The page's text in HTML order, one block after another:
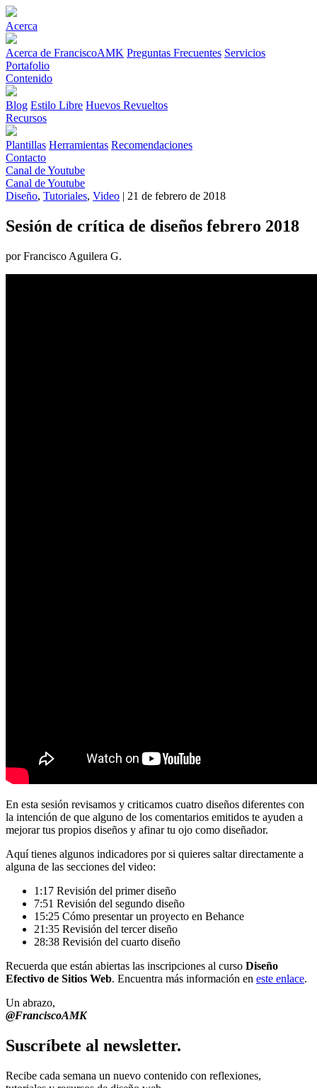
Acerca
Acerca de FranciscoAMK Preguntas Frecuentes Servicios
Portafolio
Contenido
Blog Estilo Libre Huevos Revueltos
Recursos
Plantillas Herramientas Recomendaciones
Contacto
Canal de Youtube
Canal de Youtube
Diseño, Tutoriales, Video | 21 de febrero de 2018
Sesión de crítica de diseños febrero 2018
por Francisco Aguilera G.
En esta sesión revisamos y criticamos cuatro diseños diferentes con
la intención de que alguno de los comentarios emitidos te ayuden a
mejorar tus propios diseños y afinar tu ojo como diseñador.
Aquí tienes algunos indicadores por si quieres saltar directamente a
alguna de las secciones del video:
1:17 Revisión del primer diseño
7:51 Revisión del segundo diseño
15:25 Cómo presentar un proyecto en Behance
21:35 Revisión del tercer diseño
28:38 Revisión del cuarto diseño
Recuerda que están abiertas las inscripciones al curso Diseño
Efectivo de Sitios Web. Encuentra más información en este enlace.
Un abrazo,
@FranciscoAMK
Suscríbete al newsletter.
Recibe cada semana un nuevo contenido con reflexiones,